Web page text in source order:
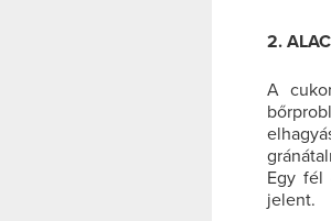
2.
A
Egy fél
jelent.